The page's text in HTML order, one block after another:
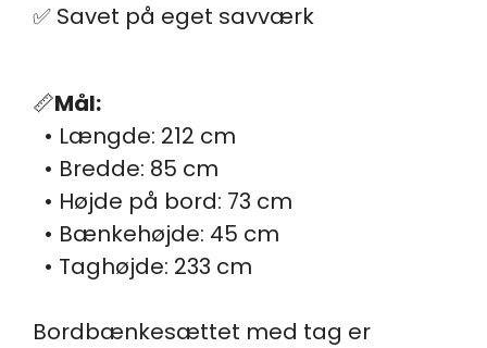
✅ Savet på eget savværk
📏Mål:
• Længde: 212 cm
• Bredde: 85 cm
• Højde på bord: 73 cm
• Bænkehøjde: 45 cm
• Taghøjde: 233 cm
Bordbænkesættet med tag er